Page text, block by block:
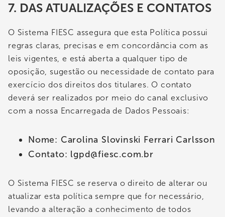
7. DAS ATUALIZAÇÕES E CONTATOS
O Sistema FIESC assegura que esta Política possui
regras claras, precisas e em concordância com as
leis vigentes, e está aberta a qualquer tipo de
oposição, sugestão ou necessidade de contato para
exercício dos direitos dos titulares. O contato
deverá ser realizados por meio do canal exclusivo
com a nossa Encarregada de Dados Pessoais:
Nome: Carolina Slovinski Ferrari Carlsson
Contato: lgpd@fiesc.com.br
O Sistema FIESC se reserva o direito de alterar ou
atualizar esta política sempre que for necessário,
levando a alteração a conhecimento de todos